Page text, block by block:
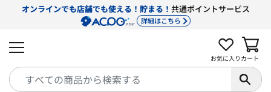
オンラインでも店舗でも使える！貯まる！ 共通ポイントサービス
詳細はこちら
お気に入り カート